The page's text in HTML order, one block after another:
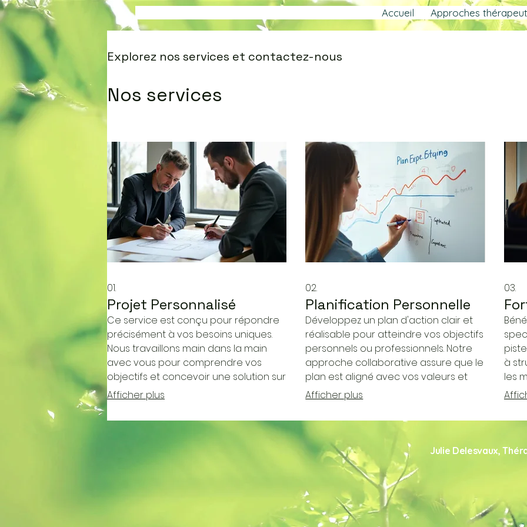
Accueil Approches
Explorez nos services et contactez-nous
Nos services
01.
Projet Personnalisé
Ce service est conçu pour répondre
précisément à vos besoins uniques.
Nous travaillons main dans la main
avec vous pour comprendre vos
objectifs et concevoir une solution sur
mesure. L'expertise combinée de nos
équipes garantit un résultat qui
dépasse vos attentes. Obtenez une
proposition entièrement adaptée à
Afficher plus
02.
Planification Personnelle
Développez un plan d'action clair et
réalisable pour atteindre vos objectifs
personnels ou professionnels. Notre
approche collaborative assure que le
plan est aligné avec vos valeurs et
contraintes. Nous vous guidons à
travers les étapes clés pour une mise
en œuvre réussie. Commencez votre
aujourd'hui.
Afficher plus
03.
à
les
Julie Delesvaux,